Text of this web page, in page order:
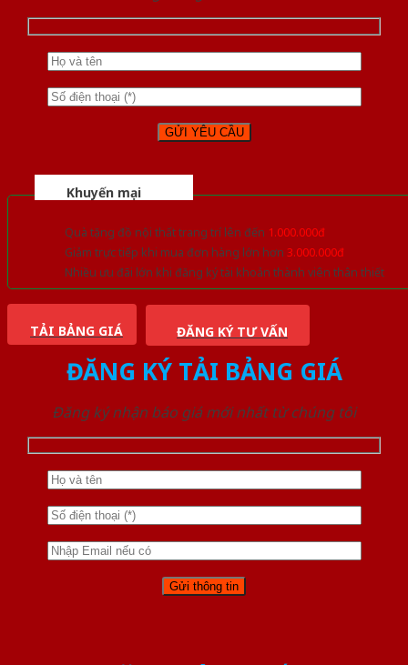
Khuyến mại
Quà tặng đồ nội thất trang trí lên đến 1.000.000đ
Giảm trực tiếp khi mua đơn hàng lớn hơn 3.000.000đ
Nhiều ưu đãi lớn khi đăng ký tài khoản thành viên thân thiết
TẢI BẢNG GIÁ ĐĂNG KÝ TƯ VẤN
ĐĂNG KÝ TẢI BẢNG GIÁ
Đăng ký nhận báo giá mới nhất từ chúng tôi